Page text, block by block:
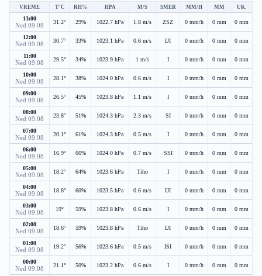
VREME T°C RH% HPA M/S SMER MM/H MM UK.
13:00
Ned 09.08 31.2° 29% 1022.7 hPa 1.8 m/s ZSZ 0 mm/h 0 mm 0 mm
12:00
Ned 09.08 30.7° 33% 1023.1 hPa 0.6 m/s IJI 0 mm/h 0 mm 0 mm
11:00
Ned 09.08 29.5° 34% 1023.9 hPa 1 m/s I 0 mm/h 0 mm 0 mm
10:00
Ned 09.08 28.1° 38% 1024.0 hPa 0.6 m/s I 0 mm/h 0 mm 0 mm
09:00
Ned 09.08 26.5° 45% 1023.8 hPa 1.1 m/s I 0 mm/h 0 mm 0 mm
08:00
Ned 09.08 23.8° 51% 1024.3 hPa 2.3 m/s SI 0 mm/h 0 mm 0 mm
07:00
Ned 09.08 20.1° 61% 1024.3 hPa 0.5 m/s I 0 mm/h 0 mm 0 mm
06:00
Ned 09.08 16.9° 66% 1024.0 hPa 0.7 m/s SSI 0 mm/h 0 mm 0 mm
05:00
Ned 09.08 18.2° 64% 1023.6 hPa Tiho I 0 mm/h 0 mm 0 mm
04:00
Ned 09.08 18.8° 60% 1023.5 hPa 0.6 m/s IJI 0 mm/h 0 mm 0 mm
03:00
Ned 09.08 19° 59% 1023.8 hPa 0.6 m/s I 0 mm/h 0 mm 0 mm
02:00
Ned 09.08 18.6° 59% 1023.8 hPa Tiho IJI 0 mm/h 0 mm 0 mm
01:00
Ned 09.08 19.2° 56% 1023.6 hPa 0.5 m/s ISI 0 mm/h 0 mm 0 mm
00:00
Ned 09.08 21.1° 50% 1023.2 hPa 0.6 m/s I 0 mm/h 0 mm 0 mm